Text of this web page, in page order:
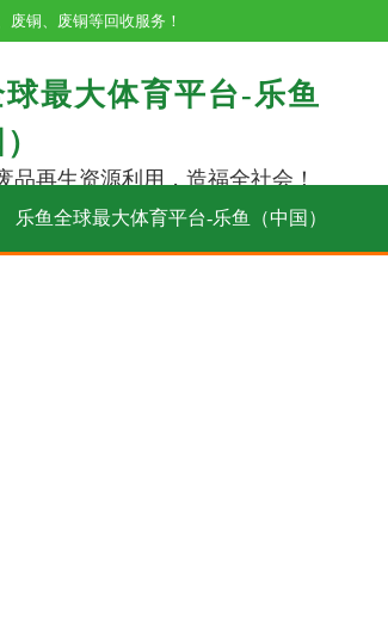
废铜、废铜等回收服务！
最大体育平台-乐鱼
品再生资源利用，造福全社会！
乐鱼全球最大体育平台-乐鱼（中国）